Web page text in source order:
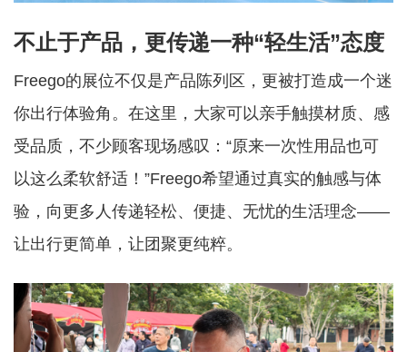
不止于产品，更传递一种“轻生活”态度
Freego的展位不仅是产品陈列区，更被打造成一个迷
你出行体验角。在这里，大家可以亲手触摸材质、感
受品质，不少顾客现场感叹：“原来一次性用品也可
以这么柔软舒适！”Freego希望通过真实的触感与体
验，向更多人传递轻松、便捷、无忧的生活理念——
让出行更简单，让团聚更纯粹。